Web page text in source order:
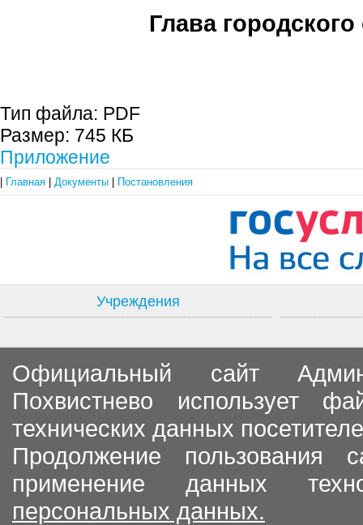
Глава городского
Тип файла: PDF
Размер: 745 КБ
Приложение
Главная Документы Постановления
Учреждения
Официальный сайт
Похвистнево использует
технических данных
Продолжение пользования
применение данных
персональных данных.